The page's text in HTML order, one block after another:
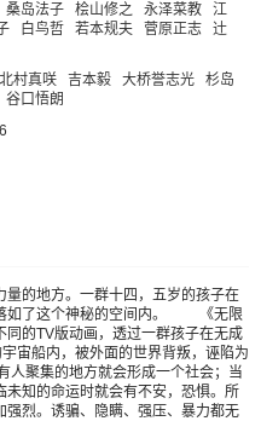
桑岛法子 桧山修之 永泽菜教
江
白鸟哲 若本规夫 菅原正志
辻
北村真咲 吉本毅 大桥誉志光
杉岛
谷口悟朗
的地方。一群十四，五岁的孩子在
落如了这个神秘的空间内。 《无限
的TV版动画，透过一群孩子在无成
宙船内，被外面的世界背叛，诬陷为
聚集的地方就会形成一个社会；当
知的命运时就会有不安，恐惧。所
烈。诱骗、隐瞒、强压、暴力都无